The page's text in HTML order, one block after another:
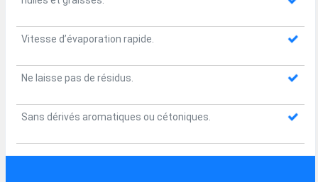
Vitesse d’évaporation rapide.
Ne laisse pas de résidus.
Sans dérivés aromatiques ou cétoniques.